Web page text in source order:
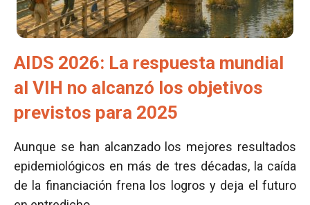
AIDS 2026: La respuesta mundial
al VIH no alcanzó los objetivos
previstos para 2025
Aunque se han alcanzado los mejores resultados
epidemiológicos en más de tres décadas, la caída
de la financiación frena los logros y deja el futuro